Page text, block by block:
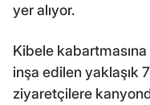
yer alıyor.
Kibele
inşa edilen yaklaşık
ziyaretçilere